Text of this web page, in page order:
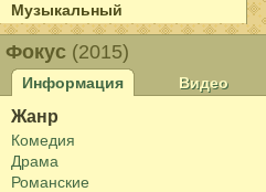
Музыкальный
Фокус (2015)
Информация Видео
Жанр
Комедия
Драма
Романские